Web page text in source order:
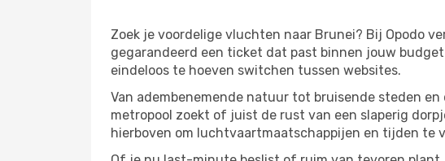
Zoek je voordelige vluchten naar Brunei? Bij Opodo
gegarandeerd een ticket dat past binnen jouw
eindeloos te hoeven switchen tussen websites.
Van adembenemende natuur tot bruisende steden
metropool zoekt of juist de rust van een slaperig
hierboven om luchtvaartmaatschappijen en tijden te